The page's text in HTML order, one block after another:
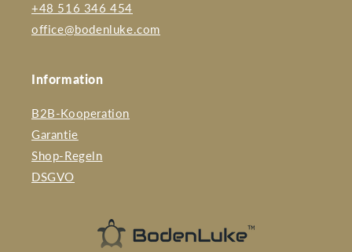
+48 516 346 454
office@bodenluke.com
Information
B2B-Kooperation
Garantie
Shop-Regeln
DSGVO